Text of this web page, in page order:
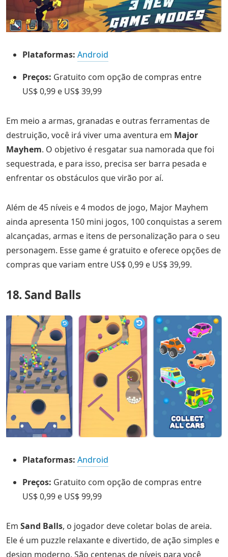
Plataformas: Android
Preços: Gratuito com opção de compras entre
US$ 0,99 e US$ 39,99
Em meio a armas, granadas e outras ferramentas de
destruição, você irá viver uma aventura em Major
Mayhem. O objetivo é resgatar sua namorada que foi
sequestrada, e para isso, precisa ser barra pesada e
enfrentar os obstáculos que virão por aí.
Além de 45 níveis e 4 modos de jogo, Major Mayhem
ainda apresenta 150 mini jogos, 100 conquistas a serem
alcançadas, armas e itens de personalização para o seu
personagem. Esse game é gratuito e oferece opções de
compras que variam entre US$ 0,99 e US$ 39,99.
18. Sand Balls
Plataformas: Android
Preços: Gratuito com opção de compras entre
US$ 0,99 e US$ 99,99
Em Sand Balls, o jogador deve coletar bolas de areia.
Ele é um puzzle relaxante e divertido, de ação simples e
design moderno. São centenas de níveis para você